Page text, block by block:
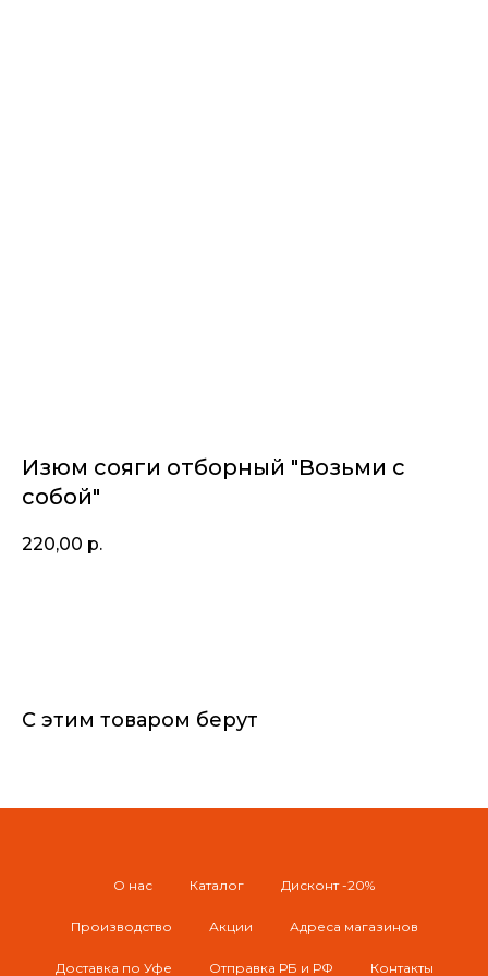
Изюм сояги отборный "Возьми с
собой"
220,00 р.
С этим товаром берут
О нас Каталог Дисконт -20%
Производство Акции Адреса магазинов
Доставка по Уфе Отправка РБ и РФ Контакты